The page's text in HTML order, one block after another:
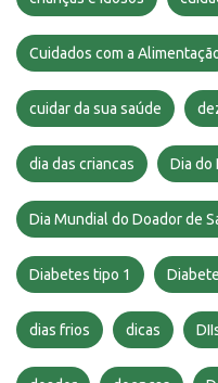
Cuidados com a
cuidar da sua saúde
dia das criancas Dia do
Dia Mundial do Doador de
Diabetes tipo 1
dias frios dicas